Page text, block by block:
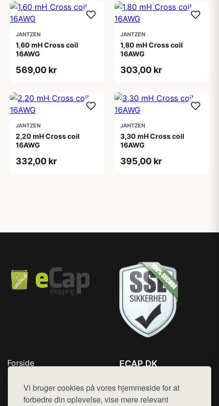
Vi bruger cookies på vores hjemmeside for at
forbedre din oplevelse, vise mere relevant
JANTZEN
1,60 mH Cross coil
16AWG
569,00 kr
JANTZEN
1,80 mH Cross coil
16AWG
303,00 kr
JANTZEN
2,20 mH Cross coil
16AWG
332,00 kr
JANTZEN
3,30 mH Cross coil
16AWG
395,00 kr
Forside
Top Rabatter
Blog
ECAP.DK
Mail: hej@want.dk